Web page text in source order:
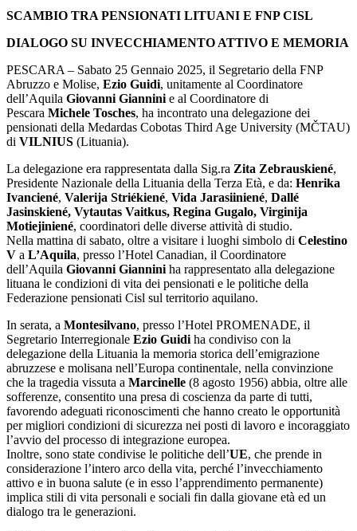
SCAMBIO TRA PENSIONATI LITUANI E FNP CISL
DIALOGO SU INVECCHIAMENTO ATTIVO E MEMORIA
PESCARA – Sabato 25 Gennaio 2025, il Segretario della FNP
Abruzzo e Molise, Ezio Guidi, unitamente al Coordinatore
dell’Aquila Giovanni Giannini e al Coordinatore di
Pescara Michele Tosches, ha incontrato una delegazione dei
pensionati della Medardas Cobotas Third Age University (MČTAU)
di VILNIUS (Lituania).
La delegazione era rappresentata dalla Sig.ra Zita Zebrauskiené,
Presidente Nazionale della Lituania della Terza Età, e da: Henrika
Ivanciené, Valerija Striékiené, Vida Jarasiiniené, Dallé
Jasinskiené, Vytautas Vaitkus, Regina Gugalo, Virginija
Motiejiniené, coordinatori delle diverse attività di studio.
Nella mattina di sabato, oltre a visitare i luoghi simbolo di Celestino
V a L’Aquila, presso l’Hotel Canadian, il Coordinatore
dell’Aquila Giovanni Giannini ha rappresentato alla delegazione
lituana le condizioni di vita dei pensionati e le politiche della
Federazione pensionati Cisl sul territorio aquilano.
In serata, a Montesilvano, presso l’Hotel PROMENADE, il
Segretario Interregionale Ezio Guidi ha condiviso con la
delegazione della Lituania la memoria storica dell’emigrazione
abruzzese e molisana nell’Europa continentale, nella convinzione
che la tragedia vissuta a Marcinelle (8 agosto 1956) abbia, oltre alle
sofferenze, consentito una presa di coscienza da parte di tutti,
favorendo adeguati riconoscimenti che hanno creato le opportunità
per migliori condizioni di sicurezza nei posti di lavoro e incoraggiato
l’avvio del processo di integrazione europea.
Inoltre, sono state condivise le politiche dell’UE, che prende in
considerazione l’intero arco della vita, perché l’invecchiamento
attivo e in buona salute (e in esso l’apprendimento permanente)
implica stili di vita personali e sociali fin dalla giovane età ed un
dialogo tra le generazioni.